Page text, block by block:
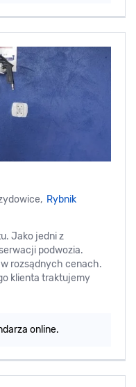
Rybnik
Jako jedni z
podwozia.
rozsądnych cenach.
klienta traktujemy
online.